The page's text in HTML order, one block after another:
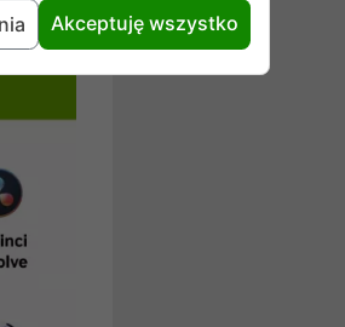
Akceptuję wszystko